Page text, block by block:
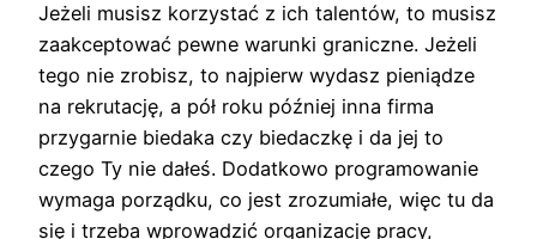
Jeżeli musisz korzystać z ich talentów, to musisz
zaakceptować pewne warunki graniczne. Jeżeli
tego nie zrobisz, to najpierw wydasz pieniądze
na rekrutację, a pół roku później inna firma
przygarnie biedaka czy biedaczkę i da jej to
czego Ty nie dałeś. Dodatkowo programowanie
wymaga porządku, co jest zrozumiałe, więc tu da
się i trzeba wprowadzić organizację pracy,